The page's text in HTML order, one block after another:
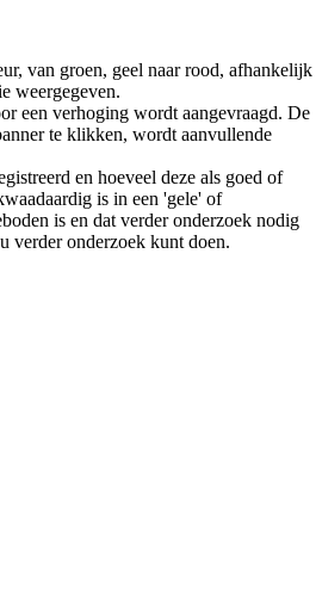
, van groen, geel naar rood, afhankelijk
weergegeven.
een verhoging wordt aangevraagd. De
te klikken, wordt aanvullende
en hoeveel deze als goed of
is in een 'gele' of
is en dat verder onderzoek nodig
u verder onderzoek kunt doen.